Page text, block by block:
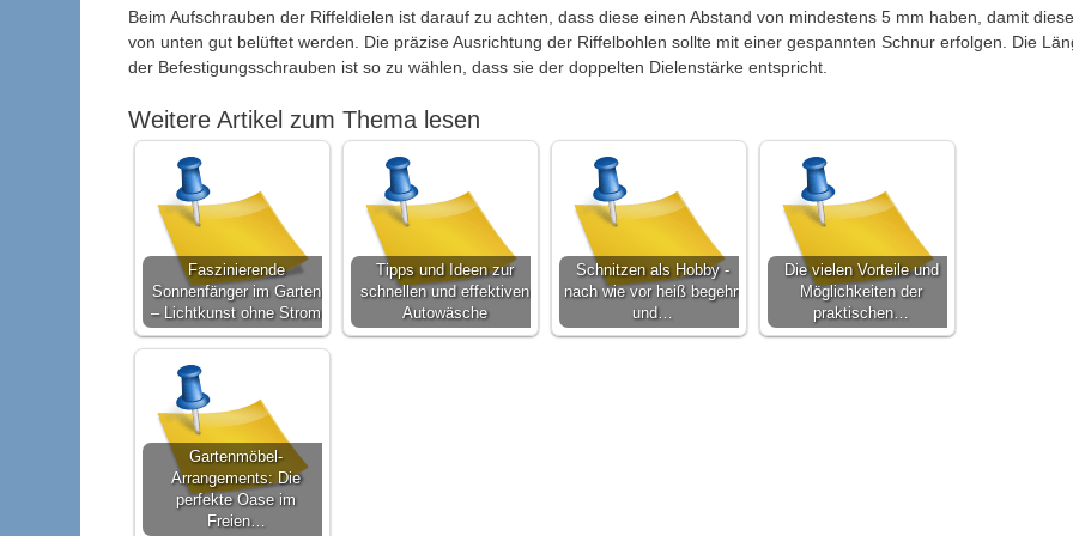
Beim Aufschrauben der Riffeldielen ist darauf zu achten, dass diese einen Abstand von mindestens 5 mm haben, damit diese
von unten gut belüftet werden. Die präzise Ausrichtung der Riffelbohlen sollte mit einer gespannten Schnur erfolgen. Die
der Befestigungsschrauben ist so zu wählen, dass sie der doppelten Dielenstärke entspricht.
Weitere Artikel zum Thema lesen
Faszinierende
Sonnenfänger im Garten
– Lichtkunst ohne Strom
Tipps und Ideen zur
schnellen und effektiven
Autowäsche
Schnitzen als Hobby -
nach wie vor heiß begehrt
und…
Die vielen Vorteile und
Möglichkeiten der
praktischen…
Gartenmöbel-
Arrangements: Die
perfekte Oase im
Freien…